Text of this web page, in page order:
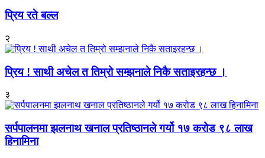
प्रिय रते बल्ल
२
प्रिय ! साथी अचेल त तिम्रो सम्झनाले निकै सताइरहन्छ ।
३
सर्पपालनमा झलनाथ खनाल प्रतिष्ठानले गर्यो १७ करोड ९८ लाख
हिनामिना